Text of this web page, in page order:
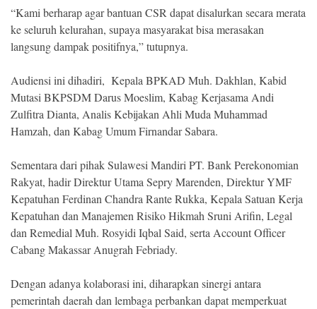
“Kami berharap agar bantuan CSR dapat disalurkan secara merata
ke seluruh kelurahan, supaya masyarakat bisa merasakan
langsung dampak positifnya,” tutupnya.
Audiensi ini dihadiri, Kepala BPKAD Muh. Dakhlan, Kabid
Mutasi BKPSDM Darus Moeslim, Kabag Kerjasama Andi
Zulfitra Dianta, Analis Kebijakan Ahli Muda Muhammad
Hamzah, dan Kabag Umum Firnandar Sabara.
Sementara dari pihak Sulawesi Mandiri PT. Bank Perekonomian
Rakyat, hadir Direktur Utama Sepry Marenden, Direktur YMF
Kepatuhan Ferdinan Chandra Rante Rukka, Kepala Satuan Kerja
Kepatuhan dan Manajemen Risiko Hikmah Sruni Arifin, Legal
dan Remedial Muh. Rosyidi Iqbal Said, serta Account Officer
Cabang Makassar Anugrah Febriady.
Dengan adanya kolaborasi ini, diharapkan sinergi antara
pemerintah daerah dan lembaga perbankan dapat memperkuat